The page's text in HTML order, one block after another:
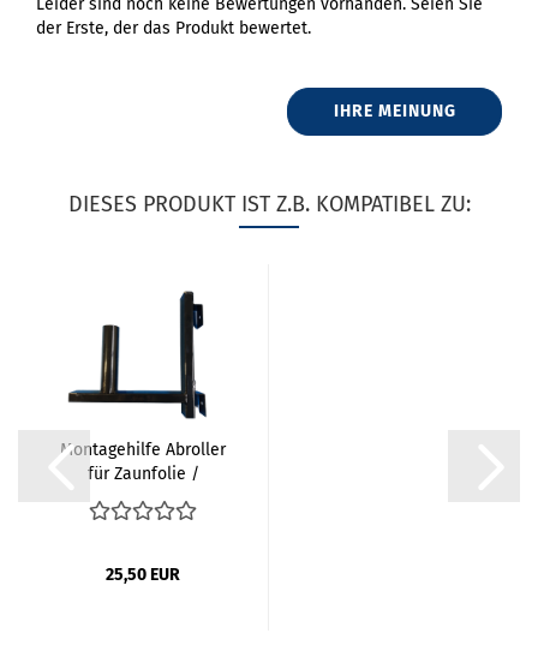
Leider sind noch keine Bewertungen vorhanden. Seien Sie
der Erste, der das Produkt bewertet.
IHRE MEINUNG
DIESES PRODUKT IST Z.B. KOMPATIBEL ZU:
Montagehilfe Abroller
für Zaunfolie /
Sichtschutz...
25,50 EUR